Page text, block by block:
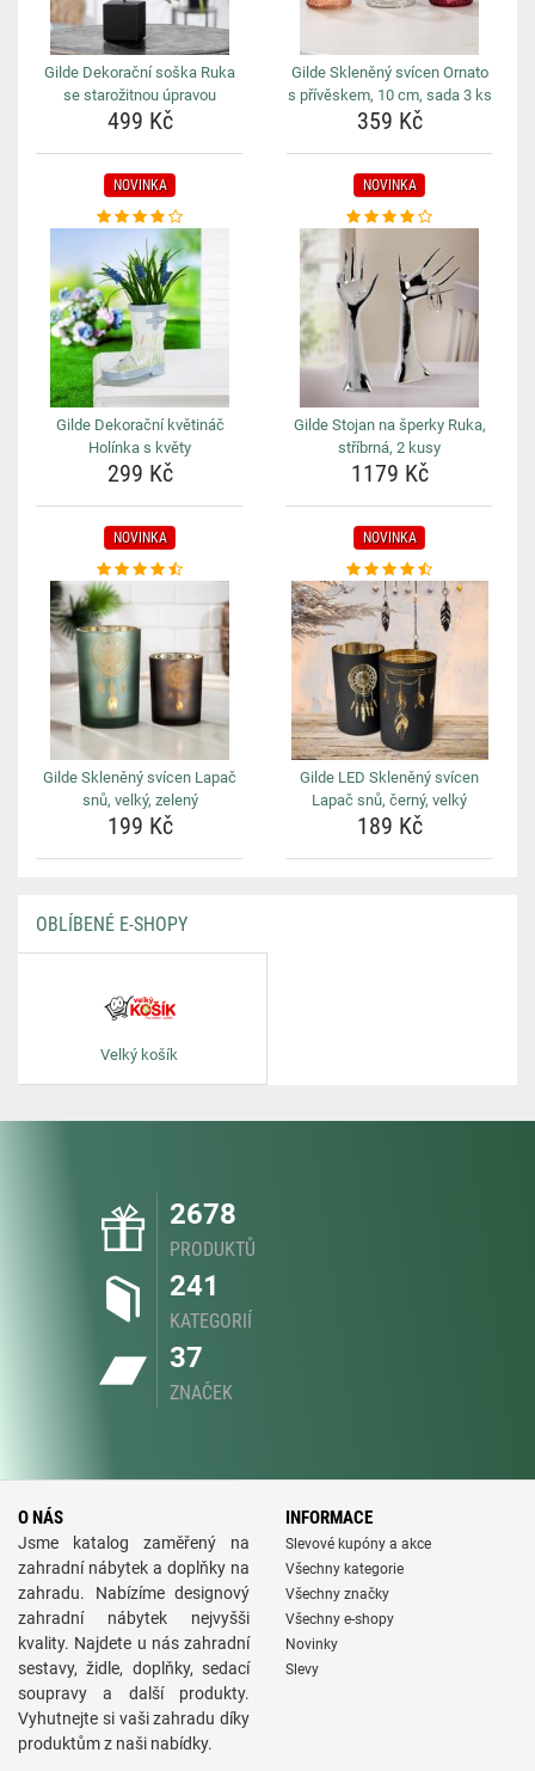
Gilde Dekorační soška Ruka
se starožitnou úpravou
499 Kč
Gilde Skleněný svícen Ornato
s přívěskem, 10 cm, sada 3 ks
359 Kč
NOVINKA
Gilde Dekorační květináč
Holínka s květy
299 Kč
NOVINKA
Gilde Stojan na šperky Ruka,
stříbrná, 2 kusy
1179 Kč
NOVINKA
Gilde Skleněný svícen Lapač
snů, velký, zelený
199 Kč
NOVINKA
Gilde LED Skleněný svícen
Lapač snů, černý, velký
189 Kč
OBLÍBENÉ E-SHOPY
Velký košík
2678
PRODUKTŮ
241
KATEGORIÍ
37
ZNAČEK
O NÁS
Jsme katalog zaměřený na
zahradní nábytek a doplňky na
zahradu. Nabízíme designový
zahradní nábytek nejvyšši
kvality. Najdete u nás zahradní
sestavy, židle, doplňky, sedací
soupravy a další produkty.
Vyhutnejte si vaši zahradu díky
produktům z naši nabídky.
INFORMACE
Slevové kupóny a akce
Všechny kategorie
Všechny značky
Všechny e-shopy
Novinky
Slevy